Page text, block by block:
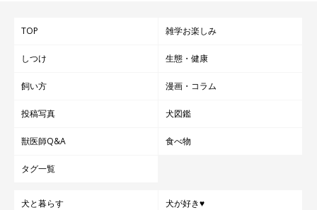
TOP 雑学お楽しみ
しつけ 生態・健康
飼い方 漫画・コラム
投稿写真 犬図鑑
獣医師Q&A 食べ物
タグ一覧
犬と暮らす 犬が好き♥